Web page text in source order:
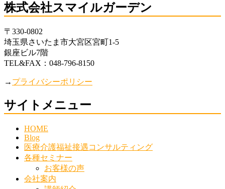
株式会社スマイルガーデン
〒330-0802
埼玉県さいたま市大宮区宮町1-5
銀座ビル7階
TEL&FAX：048-796-8150
→ プライバシーポリシー
サイトメニュー
HOME
Blog
医療介護福祉接遇コンサルティング
各種セミナー
お客様の声
会社案内